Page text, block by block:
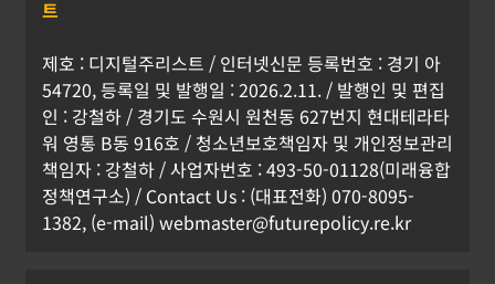
트
제호 : 디지털주리스트 / 인터넷신문 등록번호 : 경기 아
54720, 등록일 및 발행일 : 2026.2.11. / 발행인 및 편집
인 : 강철하 / 경기도 수원시 원천동 627번지 현대테라타
워 영통 B동 916호 / 청소년보호책임자 및 개인정보관리
책임자 : 강철하 / 사업자번호 : 493-50-01128(미래융합
정책연구소) / Contact Us : (대표전화) 070-8095-
1382, (e-mail) webmaster@futurepolicy.re.kr